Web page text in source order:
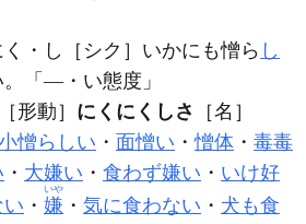
く・し ［シク］ いかにも憎ら し
「―・い態度」
形動］ にくにくしさ
［名］
憎らしい ・ 面憎い ・憎体 ・ 毒毒
・ 大嫌い ・ 食わず嫌い ・ いけ好
・ 嫌
いや
・ 気に食わない ・ 犬も食